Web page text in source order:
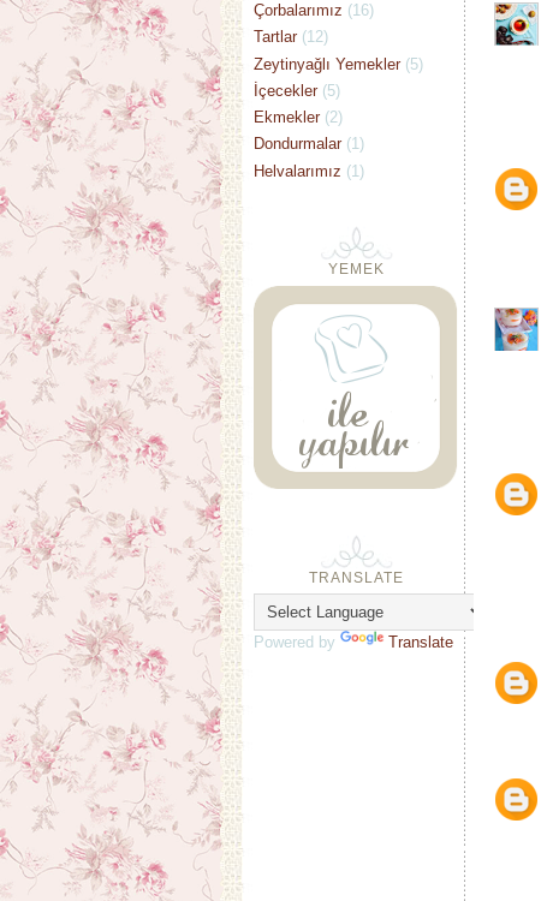
Çorbalarımız (16)
Tartlar (12)
Zeytinyağlı Yemekler (5)
İçecekler (5)
Ekmekler (2)
Dondurmalar (1)
Helvalarımız (1)
YEMEK
TRANSLATE
Powered by Translate